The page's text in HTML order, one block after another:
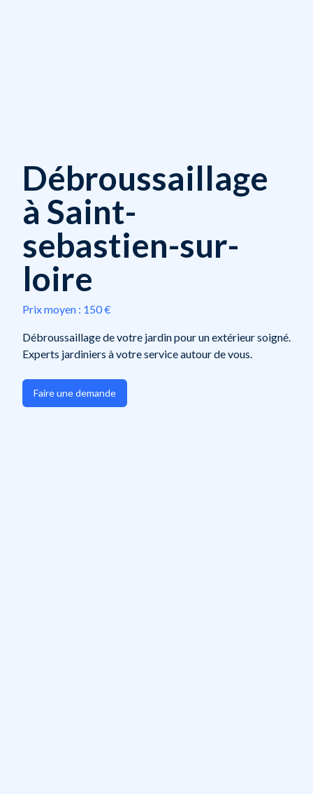
Débroussaillage
à Saint-
sebastien-sur-
loire
Prix moyen : 150 €
Débroussaillage de votre jardin pour un extérieur soigné.
Experts jardiniers à votre service autour de vous.
Faire une demande